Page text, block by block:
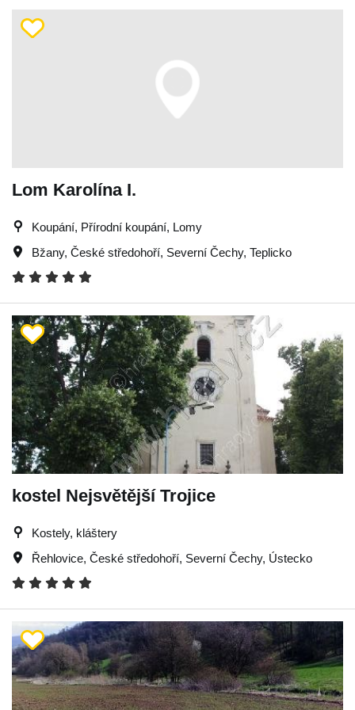
Lom Karolína I.
Koupání, Přírodní koupání, Lomy
Bžany, České středohoří, Severní Čechy, Teplicko
kostel Nejsvětější Trojice
Kostely, kláštery
Řehlovice, České středohoří, Severní Čechy, Ústecko